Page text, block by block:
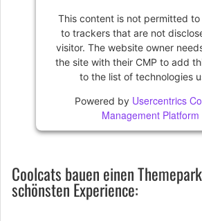
This content is not permitted
to trackers that are not
visitor. The website owner
the site with their CMP to add
to the list of technologies
Powered by Usercentrics
Management Platform
Coolcats bauen einen
schönsten Experience: